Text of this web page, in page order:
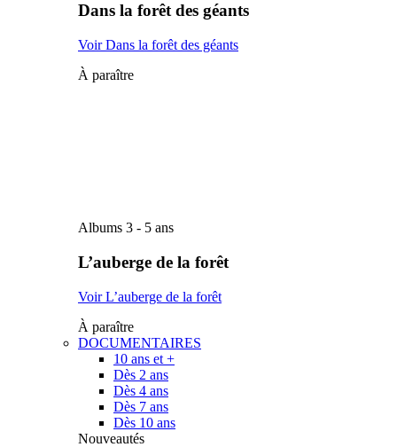
Dans la forêt des géants
Voir Dans la forêt des géants
À paraître
Albums 3 - 5 ans
L’auberge de la forêt
Voir L’auberge de la forêt
À paraître
DOCUMENTAIRES
10 ans et +
Dès 2 ans
Dès 4 ans
Dès 7 ans
Dès 10 ans
Nouveautés